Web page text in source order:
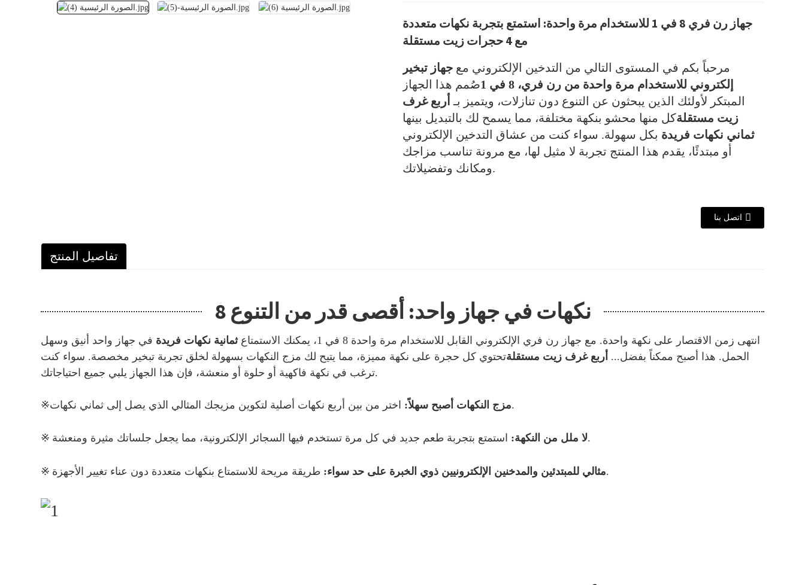
جهاز رن فري 8 في 1 للاستخدام مرة واحدة: استمتع بتجربة نكهات متعددة
مع 4 حجرات زيت مستقلة
مرحباً بكم في المستوى التالي من التدخين الإلكتروني مع جهاز تبخير
إلكتروني للاستخدام مرة واحدة من رن فري، 8 في 1
صُمم هذا الجهاز
المبتكر لأولئك الذين يبحثون عن التنوع دون تنازلات، ويتميز بـ أربع غرف
زيت مستقلةكل منها محشو بنكهة مختلفة، مما يسمح لك بالتبديل بينها
ثماني نكهات فريدة بكل سهولة. سواء كنت من عشاق التدخين الإلكتروني
أو مبتدئًا، يقدم هذا المنتج تجربة لا مثيل لها، مع مرونة تناسب مزاجك
ومكانك وتفضيلاتك.
اتصل بنا
تفاصيل المنتج
8 نكهات في جهاز واحد: أقصى قدر من التنوع
انتهى زمن الاقتصار على نكهة واحدة. مع جهاز رن فري الإلكتروني القابل للاستخدام مرة واحدة 8 في 1، يمكنك الاستمتاع ثمانية نكهات فريدة في جهاز واحد أنيق وسهل
الحمل. هذا أصبح ممكناً بفضل... أربع غرف زيت مستقلةتحتوي كل حجرة على نكهة مميزة، مما يتيح لك مزج النكهات بسهولة لخلق تجربة تبخير مخصصة. سواء كنت
ترغب في نكهة فاكهية أو حلوة أو منعشة، فإن هذا الجهاز يلبي جميع احتياجاتك.
※ مزج النكهات أصبح سهلاً:اختر من بين أربع نكهات أصلية لتكوين مزيجك المثالي الذي يصل إلى ثماني نكهات.
※ لا ملل من النكهة:استمتع بتجربة طعم جديد في كل مرة تستخدم فيها السجائر الإلكترونية، مما يجعل جلساتك مثيرة ومنعشة.
※ مثالي للمبتدئين والمدخنين الإلكترونيين ذوي الخبرة على حد سواء:طريقة مريحة للاستمتاع بنكهات متعددة دون عناء تغيير الأجهزة.